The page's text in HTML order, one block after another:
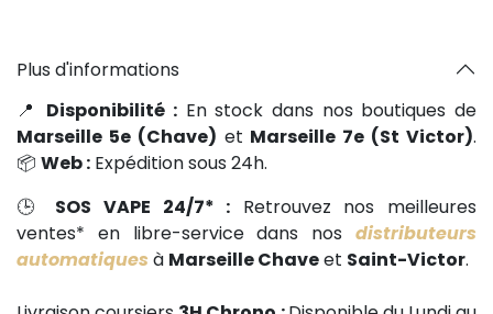
Plus d'informations
📍 Disponibilité : En stock dans nos boutiques de
Marseille 5e (Chave) et Marseille 7e (St Victor).
📦 Web : Expédition sous 24h.
🕒 SOS VAPE 24/7* : Retrouvez nos meilleures
ventes* en libre-service dans nos distributeurs
automatiques à Marseille Chaveet Saint-Victor.